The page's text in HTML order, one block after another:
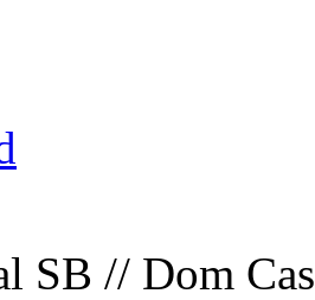
SB // Dom